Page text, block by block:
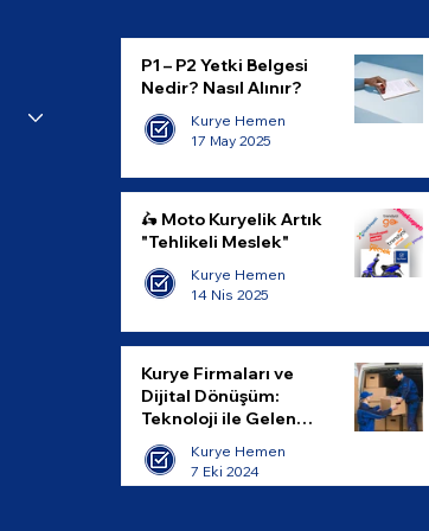
P1 – P2 Yetki Belgesi
Nedir? Nasıl Alınır?
Kurye Hemen
17 May 2025
🛵 Moto Kuryelik Artık
"Tehlikeli Meslek"
Kurye Hemen
14 Nis 2025
Kurye Firmaları ve
Dijital Dönüşüm:
Teknoloji ile Gelen
İnovasyonlar
Kurye Hemen
7 Eki 2024